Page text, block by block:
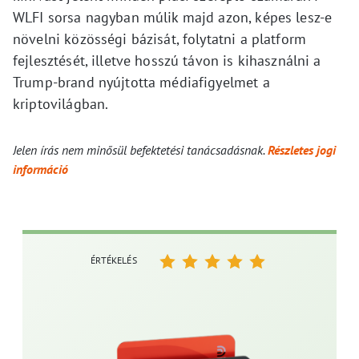
WLFI sorsa nagyban múlik majd azon, képes lesz-e
növelni közösségi bázisát, folytatni a platform
fejlesztését, illetve hosszú távon is kihasználni a
Trump-brand nyújtotta médiafigyelmet a
kriptovilágban.
Jelen írás nem minősül befektetési tanácsadásnak.Részletes jogi
információ
ÉRTÉKELÉS